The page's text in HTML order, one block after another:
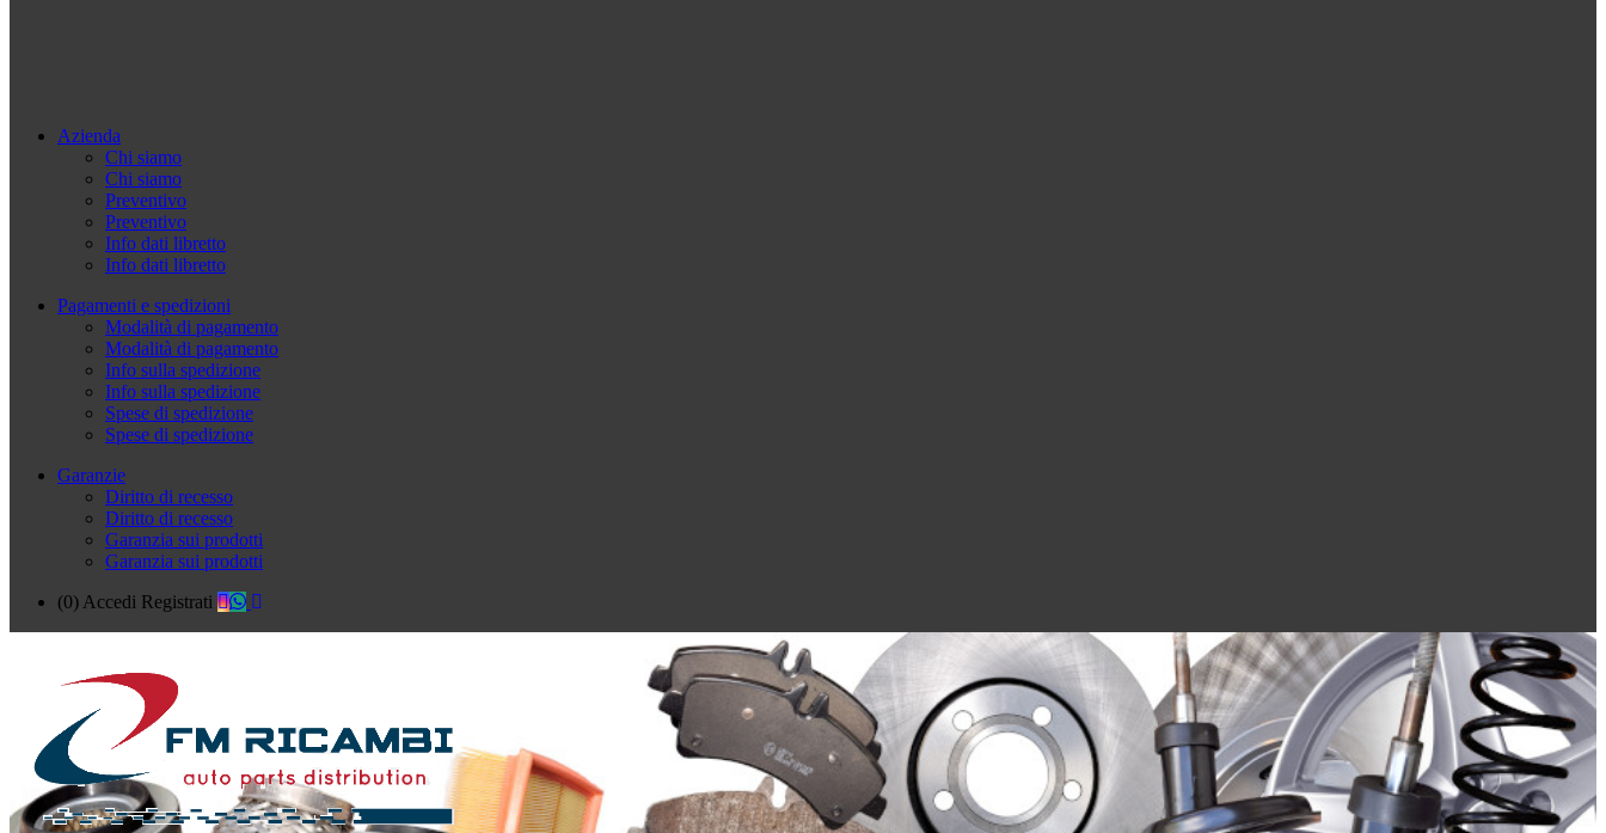
Azienda
Chi siamo
Chi siamo
Preventivo
Preventivo
Info dati libretto
Info dati libretto
Pagamenti e spedizioni
Modalità di pagamento
Modalità di pagamento
Info sulla spedizione
Info sulla spedizione
Spese di spedizione
Spese di spedizione
Garanzie
Diritto di recesso
Diritto di recesso
Garanzia sui prodotti
Garanzia sui prodotti
(0) Accedi Registrati